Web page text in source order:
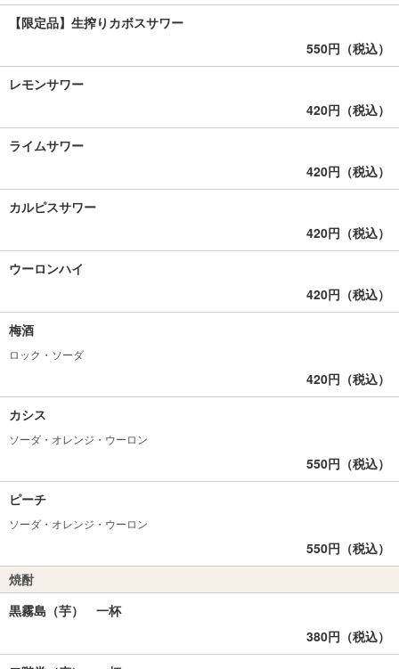
【限定品】生搾りカボスサワー
550円（税込）
レモンサワー
420円（税込）
ライムサワー
420円（税込）
カルピスサワー
420円（税込）
ウーロンハイ
420円（税込）
梅酒
ロック・ソーダ
420円（税込）
カシス
ソーダ・オレンジ・ウーロン
550円（税込）
ピーチ
ソーダ・オレンジ・ウーロン
550円（税込）
焼酎
黒霧島（芋） 一杯
380円（税込）